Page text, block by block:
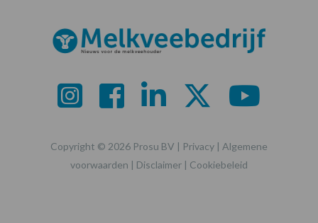
Copyright © 2026 Prosu BV | Privacy | Algemene
voorwaarden | Disclaimer | Cookiebeleid